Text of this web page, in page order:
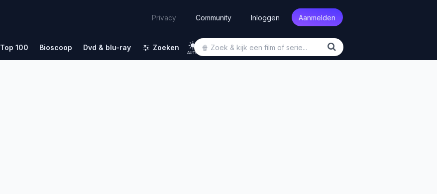
Privacy Community Inloggen Aanmelden
Top 100 Bioscoop Dvd & blu-ray Zoeken
AUTO